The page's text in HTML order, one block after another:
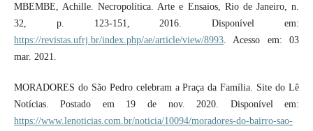
MBEMBE, Achille. Necropolítica. Arte e Ensaios, Rio de Janeiro, n.
32, p. 123-151, 2016. Disponível em:
https://revistas.ufrj.br/index.php/ae/article/view/8993. Acesso em: 03
mar. 2021.
MORADORES do São Pedro celebram a Praça da Família. Site do Lê
Notícias. Postado em 19 de nov. 2020. Disponível em:
https://www.lenoticias.com.br/noticia/10094/moradores-do-bairro-sao-